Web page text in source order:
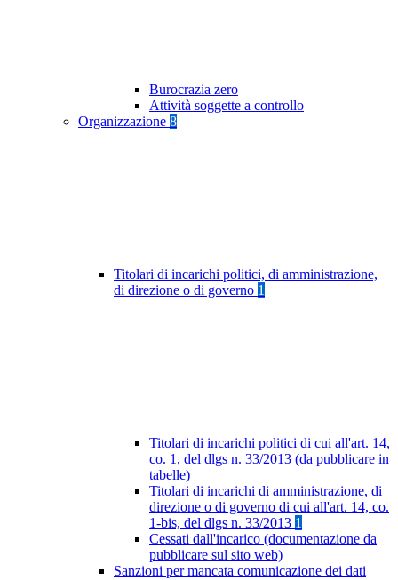
Burocrazia zero
Attività soggette a controllo
Organizzazione 8
Titolari di incarichi politici, di amministrazione,
di direzione o di governo 1
Titolari di incarichi politici di cui all'art. 14,
co. 1, del dlgs n. 33/2013 (da pubblicare in
tabelle)
Titolari di incarichi di amministrazione, di
direzione o di governo di cui all'art. 14, co.
1-bis, del dlgs n. 33/2013 1
Cessati dall'incarico (documentazione da
pubblicare sul sito web)
Sanzioni per mancata comunicazione dei dati